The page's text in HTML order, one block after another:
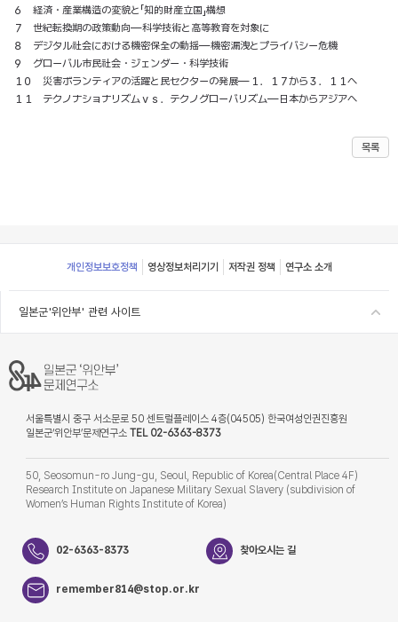
６ 経済・産業構造の変貌と「知的財産立国」構想
７ 世紀転換期の政策動向―科学技術と高等教育を対象に
８ デジタル社会における機密保全の動揺―機密漏洩とプライバシー危機
９ グローバル市民社会・ジェンダー・科学技術
１０ 災害ボランティアの活躍と民セクターの発展―１．１７から３．１１へ
１１ テクノナショナリズムｖｓ．テクノグローバリズム―日本からアジアへ
목록
Footer
개인정보보호정책 영상정보처리기기 저작권 정책 연구소 소개
일본군'위안부' 관련 사이트
서울특별시 중구 서소문로 50 센트럴플레이스 4층(04505) 한국여성인권진흥원
일본군‘위안부’문제연구소 TEL 02-6363-8373
50, Seosomun-ro Jung-gu, Seoul, Republic of Korea(Central Place 4F)
Research Institute on Japanese Military Sexual Slavery (subdivision of
Women’s Human Rights Institute of Korea)
02-6363-8373 찾아오시는 길
remember814@stop.or.kr